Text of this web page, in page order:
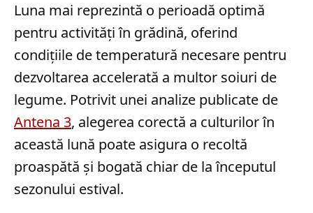
Luna mai reprezintă o perioadă optimă
pentru activități în grădină, oferind
condițiile de temperatură necesare pentru
dezvoltarea accelerată a multor soiuri de
legume. Potrivit unei analize publicate de
Antena 3, alegerea corectă a culturilor în
această lună poate asigura o recoltă
proaspătă și bogată chiar de la începutul
sezonului estival.